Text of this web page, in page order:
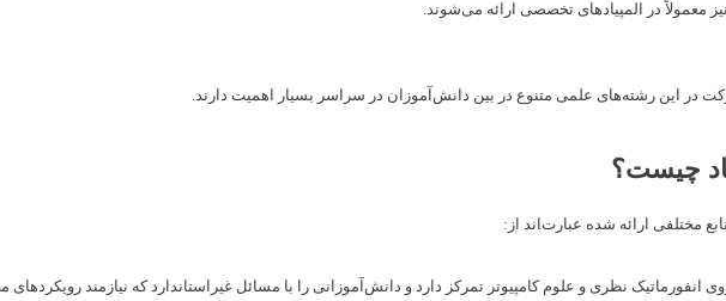
معمولاً در المپیادهای تخصصی ارائه می‌شوند.
در این رشته‌های علمی متنوع در بین دانش‌آموزان در سراسر بسیار اهمیت دارند.
چیست؟
مختلفی ارائه شده عبارت‌اند از:
انفورماتیک نظری و علوم کامپیوتر تمرکز دارد و دانش‌آموزانی را با مسائل غیراستاندارد که نیازمند